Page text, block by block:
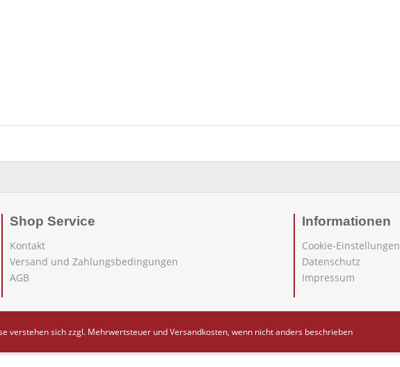
Shop Service
Kontakt
Versand und Zahlungsbedingungen
AGB
Informationen
Cookie-Einstellungen
Datenschutz
Impressum
verstehen sich zzgl. Mehrwertsteuer undVersandkosten, wenn nicht anders beschrieben